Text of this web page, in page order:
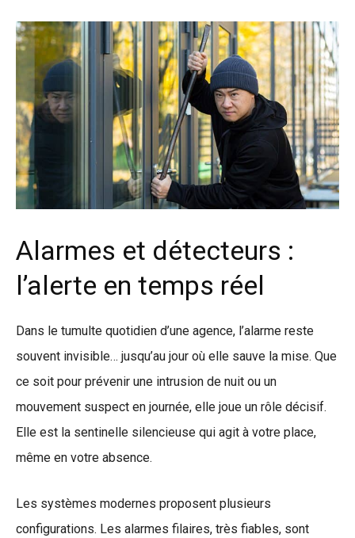
Alarmes et détecteurs :
l’alerte en temps réel
Dans le tumulte quotidien d’une agence, l’alarme reste
souvent invisible… jusqu’au jour où elle sauve la mise. Que
ce soit pour prévenir une intrusion de nuit ou un
mouvement suspect en journée, elle joue un rôle décisif.
Elle est la sentinelle silencieuse qui agit à votre place,
même en votre absence.
Les systèmes modernes proposent plusieurs
configurations. Les alarmes filaires, très fiables, sont